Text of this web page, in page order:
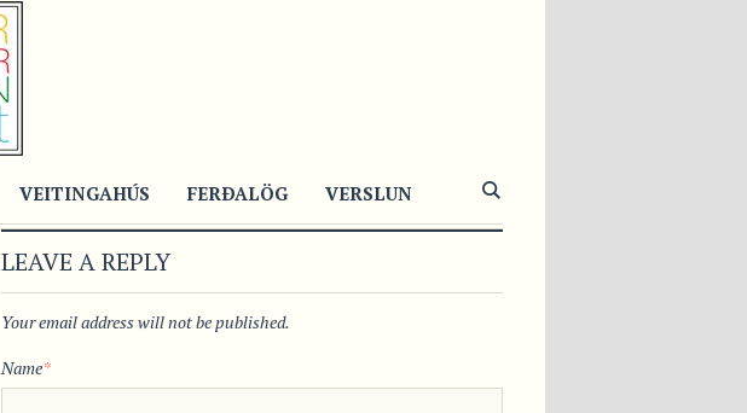
VEITINGAHÚS FERÐALÖG VERSLUN
LEAVE A REPLY
Your email address will not be published.
Name*